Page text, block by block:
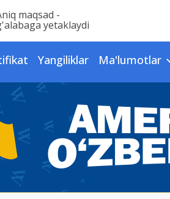
maqsad -
yetaklaydi
Yangiliklar Ma'lumotlar